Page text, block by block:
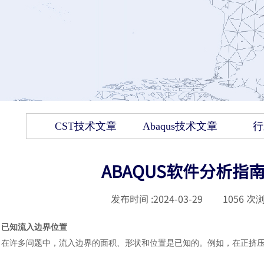
CST技术文章 Abaqus技术文章
ABAQUS软件分析指
发布时间 :2024-03-29 1056 次
已知流入边界位置
在许多问题中，流入边界的面积、形状和位置是已知的。例如，在正